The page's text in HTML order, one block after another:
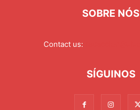
SOBRE NÓS
Contact us:
SÍGUINOS